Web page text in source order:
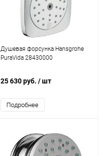
Душевая форсунка Hansgrohe
PuraVida 28430000
25 630 руб. / шт
Подробнее